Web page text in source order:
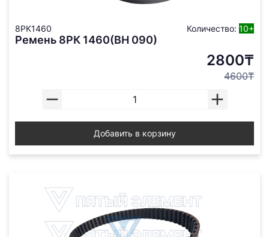
8PK1460 Количество: 10+
Ремень 8РК 1460(ВН 090)
2800₸
4600₸
Добавить в корзину